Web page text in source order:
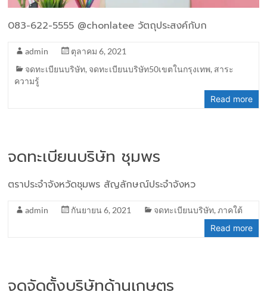
083-622-5555 @chonlatee วัตถุประสงค์กับก
admin
ตุลาคม 6, 2021
จดทะเบียนบริษัท, จดทะเบียนบริษัท50เขตในกรุงเทพ, สาระ
ความรู้
Read more
จดทะเบียนบริษัท ชุมพร
ตราประจำจังหวัดชุมพร สัญลักษณ์ประจำจังหว
admin กันยายน 6, 2021 จดทะเบียนบริษัท,ภาคใต้
Read more
จดจัดตั้งบริษัทด้านเกษตร